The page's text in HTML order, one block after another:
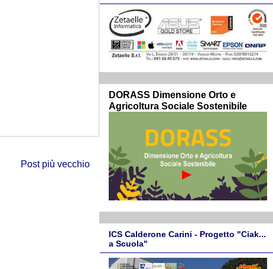
Post più vecchio
DORASS Dimensione Orto e
Agricoltura Sociale Sostenibile
ICS Calderone Carini - Progetto "Ciak...
a Scuola"